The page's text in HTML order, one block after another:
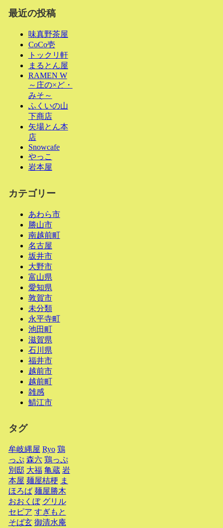
最近の投稿
味真野茶屋
CoCo壱
トックリ軒
まるとん屋
RAMEN W
～庄の×ど・
みそ～
ふくいの山
下商店
矢場とん本
店
Snowcafe
やっこ
岩本屋
カテゴリー
あわら市
勝山市
南越前町
名古屋
坂井市
大野市
富山県
愛知県
敦賀市
未分類
永平寺町
池田町
滋賀県
石川県
福井市
越前市
越前町
雑感
鯖江市
タグ
牟岐縄屋 Ryo 鶏
っぷ 森六 鶏っぷ
別邸 大福 亀蔵 岩
本屋 麺屋桔梗 ま
ほろば 麺屋勝木
おおくぼ グリル
セピア すぎもと
そば玄 御清水庵